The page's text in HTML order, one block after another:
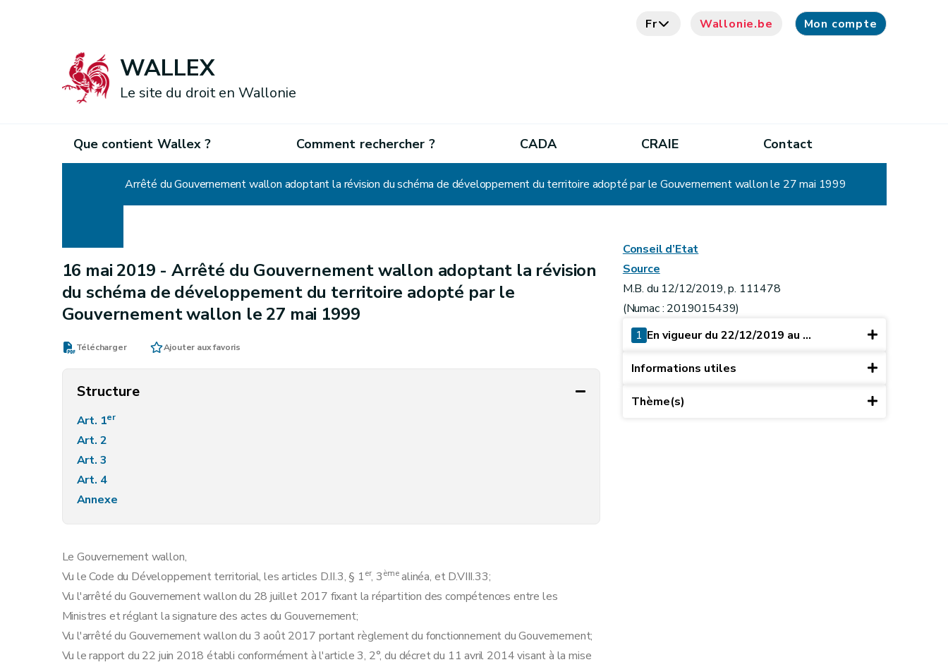
Fr Wallonie.be Mon compte
WALLEX
Le site du droit en Wallonie
Que contient Wallex ? Comment rechercher ? CADA CRAIE Contact
Arrêté du Gouvernement wallon adoptant la révision du schéma de développement du territoire adopté par le Gouvernement wallon le 27 mai 1999
16 mai 2019 - Arrêté du Gouvernement wallon adoptant la révision
du schéma de développement du territoire adopté par le
Gouvernement wallon le 27 mai 1999
Télécharger Ajouter aux favoris
Structure
Art. 1er
Art. 2
Art. 3
Art. 4
Annexe
Le Gouvernement wallon,
Vu le Code du Développement territorial, les articles D.II.3, § 1er, 3èmealinéa, et D.VIII.33;
Vu l'arrêté du Gouvernement wallon du 28 juillet 2017 fixant la répartition des compétences entre les
Ministres et réglant la signature des actes du Gouvernement;
Vu l'arrêté du Gouvernement wallon du 3 août 2017 portant règlement du fonctionnement du Gouvernement;
Vu le rapport du 22 juin 2018 établi conformément à l'article 3, 2°, du décret du 11 avril 2014 visant à la mise
Conseil d’Etat
Source
M.B. du 12/12/2019, p. 111478
(Numac : 2019015439)
1 En vigueur du 22/12/2019 au ...
Informations utiles
Thème(s)